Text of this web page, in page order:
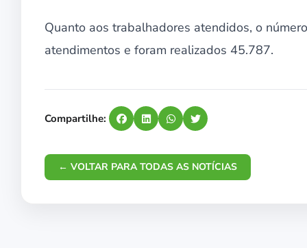
Quanto aos trabalhadores atendidos, o
atendimentos e foram realizados 45.787.
Compartilhe:
← VOLTAR PARA TODAS AS NOTÍCIAS